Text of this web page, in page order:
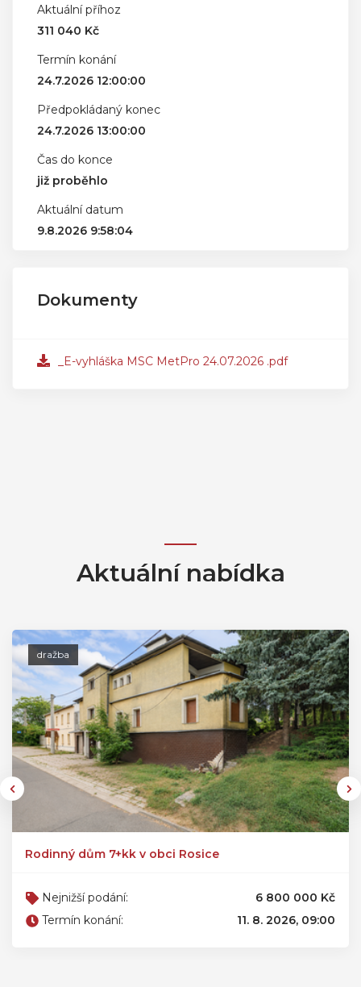
Aktuální příhoz
311 040 Kč
Termín konání
24.7.2026 12:00:00
Předpokládaný konec
24.7.2026 13:00:00
Čas do konce
již proběhlo
Aktuální datum
9.8.2026 9:58:04
Dokumenty
_E-vyhláška MSC MetPro 24.07.2026 .pdf
Aktuální nabídka
dražba
Rodinný dům 7+kk v obci Rosice
Nejnižší podání:
6 800 000 Kč
Termín konání:
11. 8. 2026, 09:00